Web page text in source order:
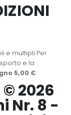
e multipli Per
e la
5,00 €
2026
Nr. 8 -